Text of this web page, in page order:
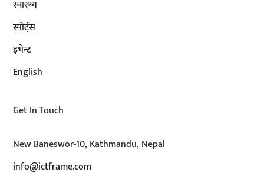
स्वास्थ्य
स्पोर्ट्स
इभेन्ट
English
Get In Touch
New Baneswor-10, Kathmandu, Nepal
info@ictframe.com